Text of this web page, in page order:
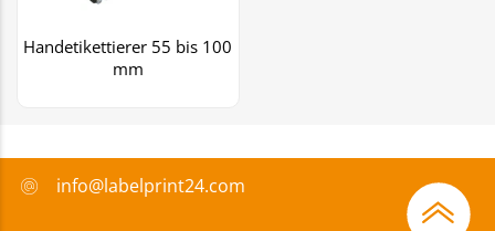
Handetikettierer 55 bis 100
mm
info@labelprint24.com